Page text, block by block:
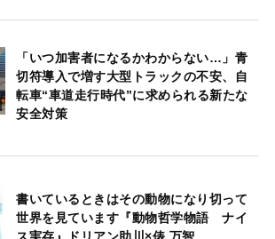
「いつ加害者になるかわからない…」青
切符導入で増す大型トラックの不安、自
転車“車道走行時代”に求められる新たな
安全対策
書いているときはその動物になり切って
世界を見ています『動物哲学物語 ナイ
ス実存』ドリアン助川×俵 万智